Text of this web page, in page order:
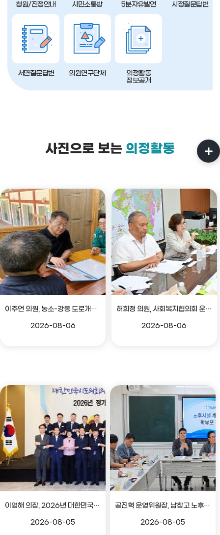
청원/진정안내 시민소통방 5분자유발언 시정질문답변
서면질문답변 의원연구단체
의정활동
정보공개
사진으로 보는 의정활동
이주언 의원, 농소-강동 도로개설 민원 현장 점검
2026-08-06
허희정 의원, 사회복지협의회 운영 관련 간담회
2026-08-06
이영해 의장, 2026년 대한민국시도의회의장협의회 정기회 참석
2026-08-05
공진혁 운영위원장, 남창고 노후시설 개선 위한 학부모 간담회
2026-08-05